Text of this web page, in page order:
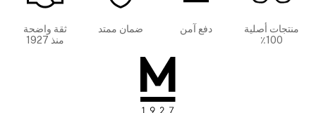
منتجات أصلية
100٪
دفع آمن ضمان ممتد
ثقة واضحة
منذ 1927